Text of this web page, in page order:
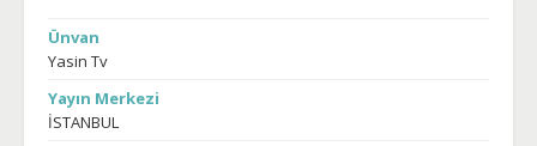
Ünvan
Yasin Tv
Yayın Merkezi
İSTANBUL